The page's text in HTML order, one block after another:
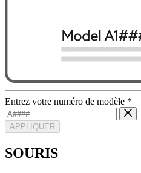
Entrez votre numéro de modèle *
APPLIQUER
SOURIS